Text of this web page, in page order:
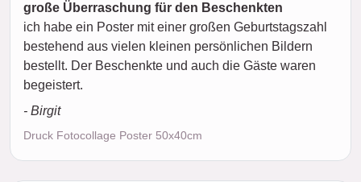
große Überraschung für den Beschenkten
ich habe ein Poster mit einer großen Geburtstagszahl
bestehend aus vielen kleinen persönlichen Bildern
bestellt. Der Beschenkte und auch die Gäste waren
begeistert.
- Birgit
Druck Fotocollage Poster 50x40cm